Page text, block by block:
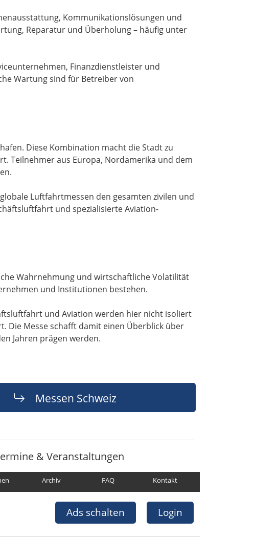
Kommunikationslösungen und
Reparatur und Überholung – häufig unter
Finanzdienstleister und
Wartung sind für Betreiber von
Diese Kombination macht die Stadt zu
Teilnehmer aus Europa, Nordamerika und dem
Luftfahrtmessen den gesamten zivilen und
und spezialisierte Aviation-
Wahrnehmung und wirtschaftliche Volatilität
und Institutionen bestehen.
und Aviation werden hier nicht isoliert
Die Messe schafft damit einen Überblick über
Jahren prägen werden.
Messen Schweiz
& Veranstaltungen
Archiv FAQ Kontakt
Ads schalten Login